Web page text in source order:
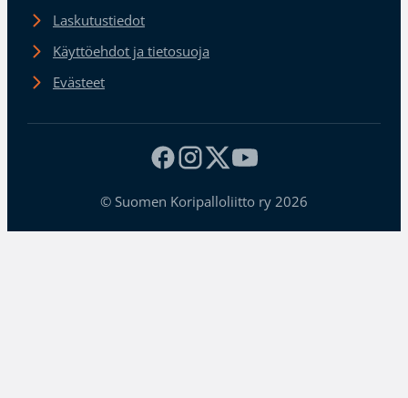
Laskutustiedot
Käyttöehdot ja tietosuoja
Evästeet
© Suomen Koripalloliitto ry 2026